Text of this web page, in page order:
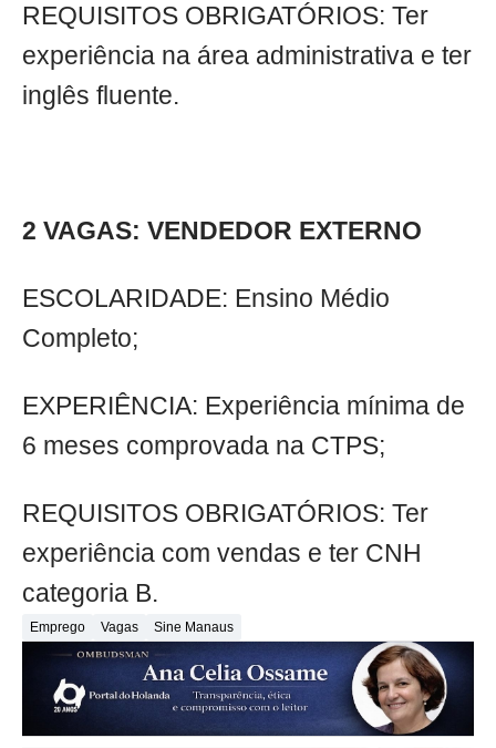
REQUISITOS OBRIGATÓRIOS: Ter
experiência na área administrativa e ter
inglês fluente.
2 VAGAS: VENDEDOR EXTERNO
ESCOLARIDADE: Ensino Médio
Completo;
EXPERIÊNCIA: Experiência mínima de
6 meses comprovada na CTPS;
REQUISITOS OBRIGATÓRIOS: Ter
experiência com vendas e ter CNH
categoria B.
Emprego Vagas Sine Manaus